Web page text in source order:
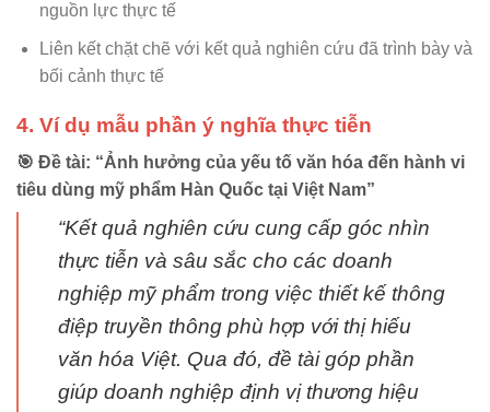
nguồn lực thực tế
Liên kết chặt chẽ với kết quả nghiên cứu đã trình bày và
bối cảnh thực tế
4. Ví dụ mẫu phần ý nghĩa thực tiễn
🎯 Đề tài: “Ảnh hưởng của yếu tố văn hóa đến hành vi
tiêu dùng mỹ phẩm Hàn Quốc tại Việt Nam”
“Kết quả nghiên cứu cung cấp góc nhìn
thực tiễn và sâu sắc cho các doanh
nghiệp mỹ phẩm trong việc thiết kế thông
điệp truyền thông phù hợp với thị hiếu
văn hóa Việt. Qua đó, đề tài góp phần
giúp doanh nghiệp định vị thương hiệu